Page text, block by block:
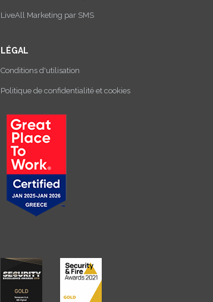
LiveAll Marketing par SMS
LÉGAL
Conditions d'utilisation
Politique de confidentialité et cookies